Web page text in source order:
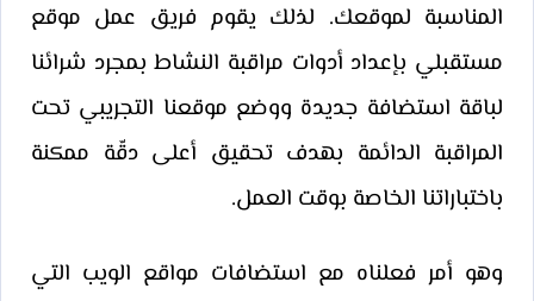
المناسبة لموقعك. لذلك يقوم فريق عمل موقع
مستقبلي بإعداد أدوات مراقبة النشاط بمجرد شرائنا
لباقة استضافة جديدة ووضع موقعنا التجريبي تحت
المراقبة الدائمة بهدف تحقيق أعلى دقّة ممكنة
باختباراتنا الخاصة بوقت العمل.
وهو أمر فعلناه مع استضافات مواقع الويب التي